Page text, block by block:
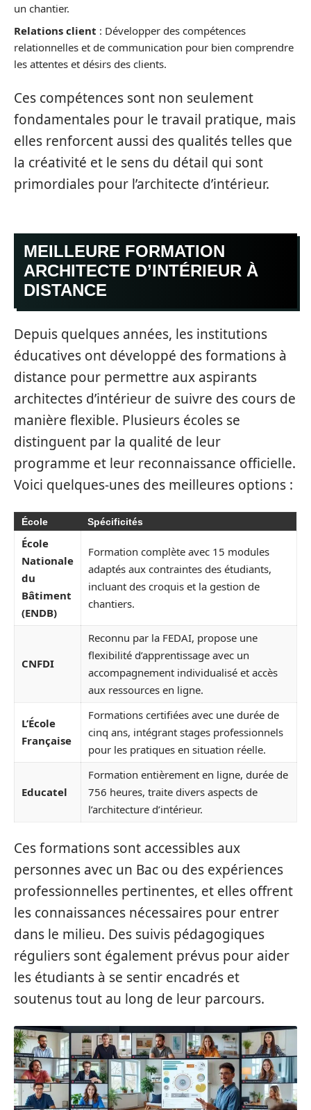
un chantier.
Relations client : Développer des compétences
relationnelles et de communication pour bien comprendre
les attentes et désirs des clients.
Ces compétences sont non seulement
fondamentales pour le travail pratique, mais
elles renforcent aussi des qualités telles que
la créativité et le sens du détail qui sont
primordiales pour l’architecte d’intérieur.
MEILLEURE FORMATION
ARCHITECTE D’INTÉRIEUR À
DISTANCE
Depuis quelques années, les institutions
éducatives ont développé des formations à
distance pour permettre aux aspirants
architectes d’intérieur de suivre des cours de
manière flexible. Plusieurs écoles se
distinguent par la qualité de leur
programme et leur reconnaissance officielle.
Voici quelques-unes des meilleures options :
École Spécificités
École
Nationale
du
Bâtiment
(ENDB)
Formation complète avec 15 modules
adaptés aux contraintes des étudiants,
incluant des croquis et la gestion de
chantiers.
CNFDI
Reconnu par la FEDAI, propose une
flexibilité d’apprentissage avec un
accompagnement individualisé et accès
aux ressources en ligne.
L’École
Française
Formations certifiées avec une durée de
cinq ans, intégrant stages professionnels
pour les pratiques en situation réelle.
Educatel
Formation entièrement en ligne, durée de
756 heures, traite divers aspects de
l’architecture d’intérieur.
Ces formations sont accessibles aux
personnes avec un Bac ou des expériences
professionnelles pertinentes, et elles offrent
les connaissances nécessaires pour entrer
dans le milieu. Des suivis pédagogiques
réguliers sont également prévus pour aider
les étudiants à se sentir encadrés et
soutenus tout au long de leur parcours.